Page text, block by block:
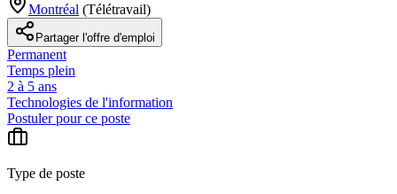
Montréal (Télétravail)
Partager l'offre d'emploi
Permanent
Temps plein
2 à 5 ans
Technologies de l'information
Postuler pour ce poste
Type de poste